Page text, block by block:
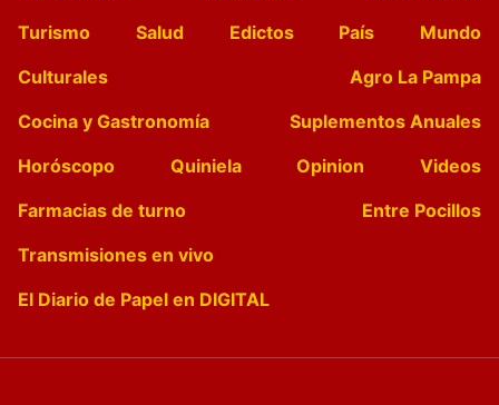
Turismo
Salud Edictos País
Mundo
Culturales
Agro La Pampa
Cocina y Gastronomía
Suplementos Anuales
Horóscopo
Quiniela Opinion
Videos
Farmacias de turno
Entre Pocillos
Transmisiones en vivo
El Diario de Papel en DIGITAL